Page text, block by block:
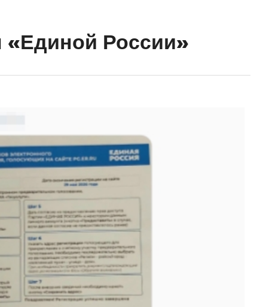
России»